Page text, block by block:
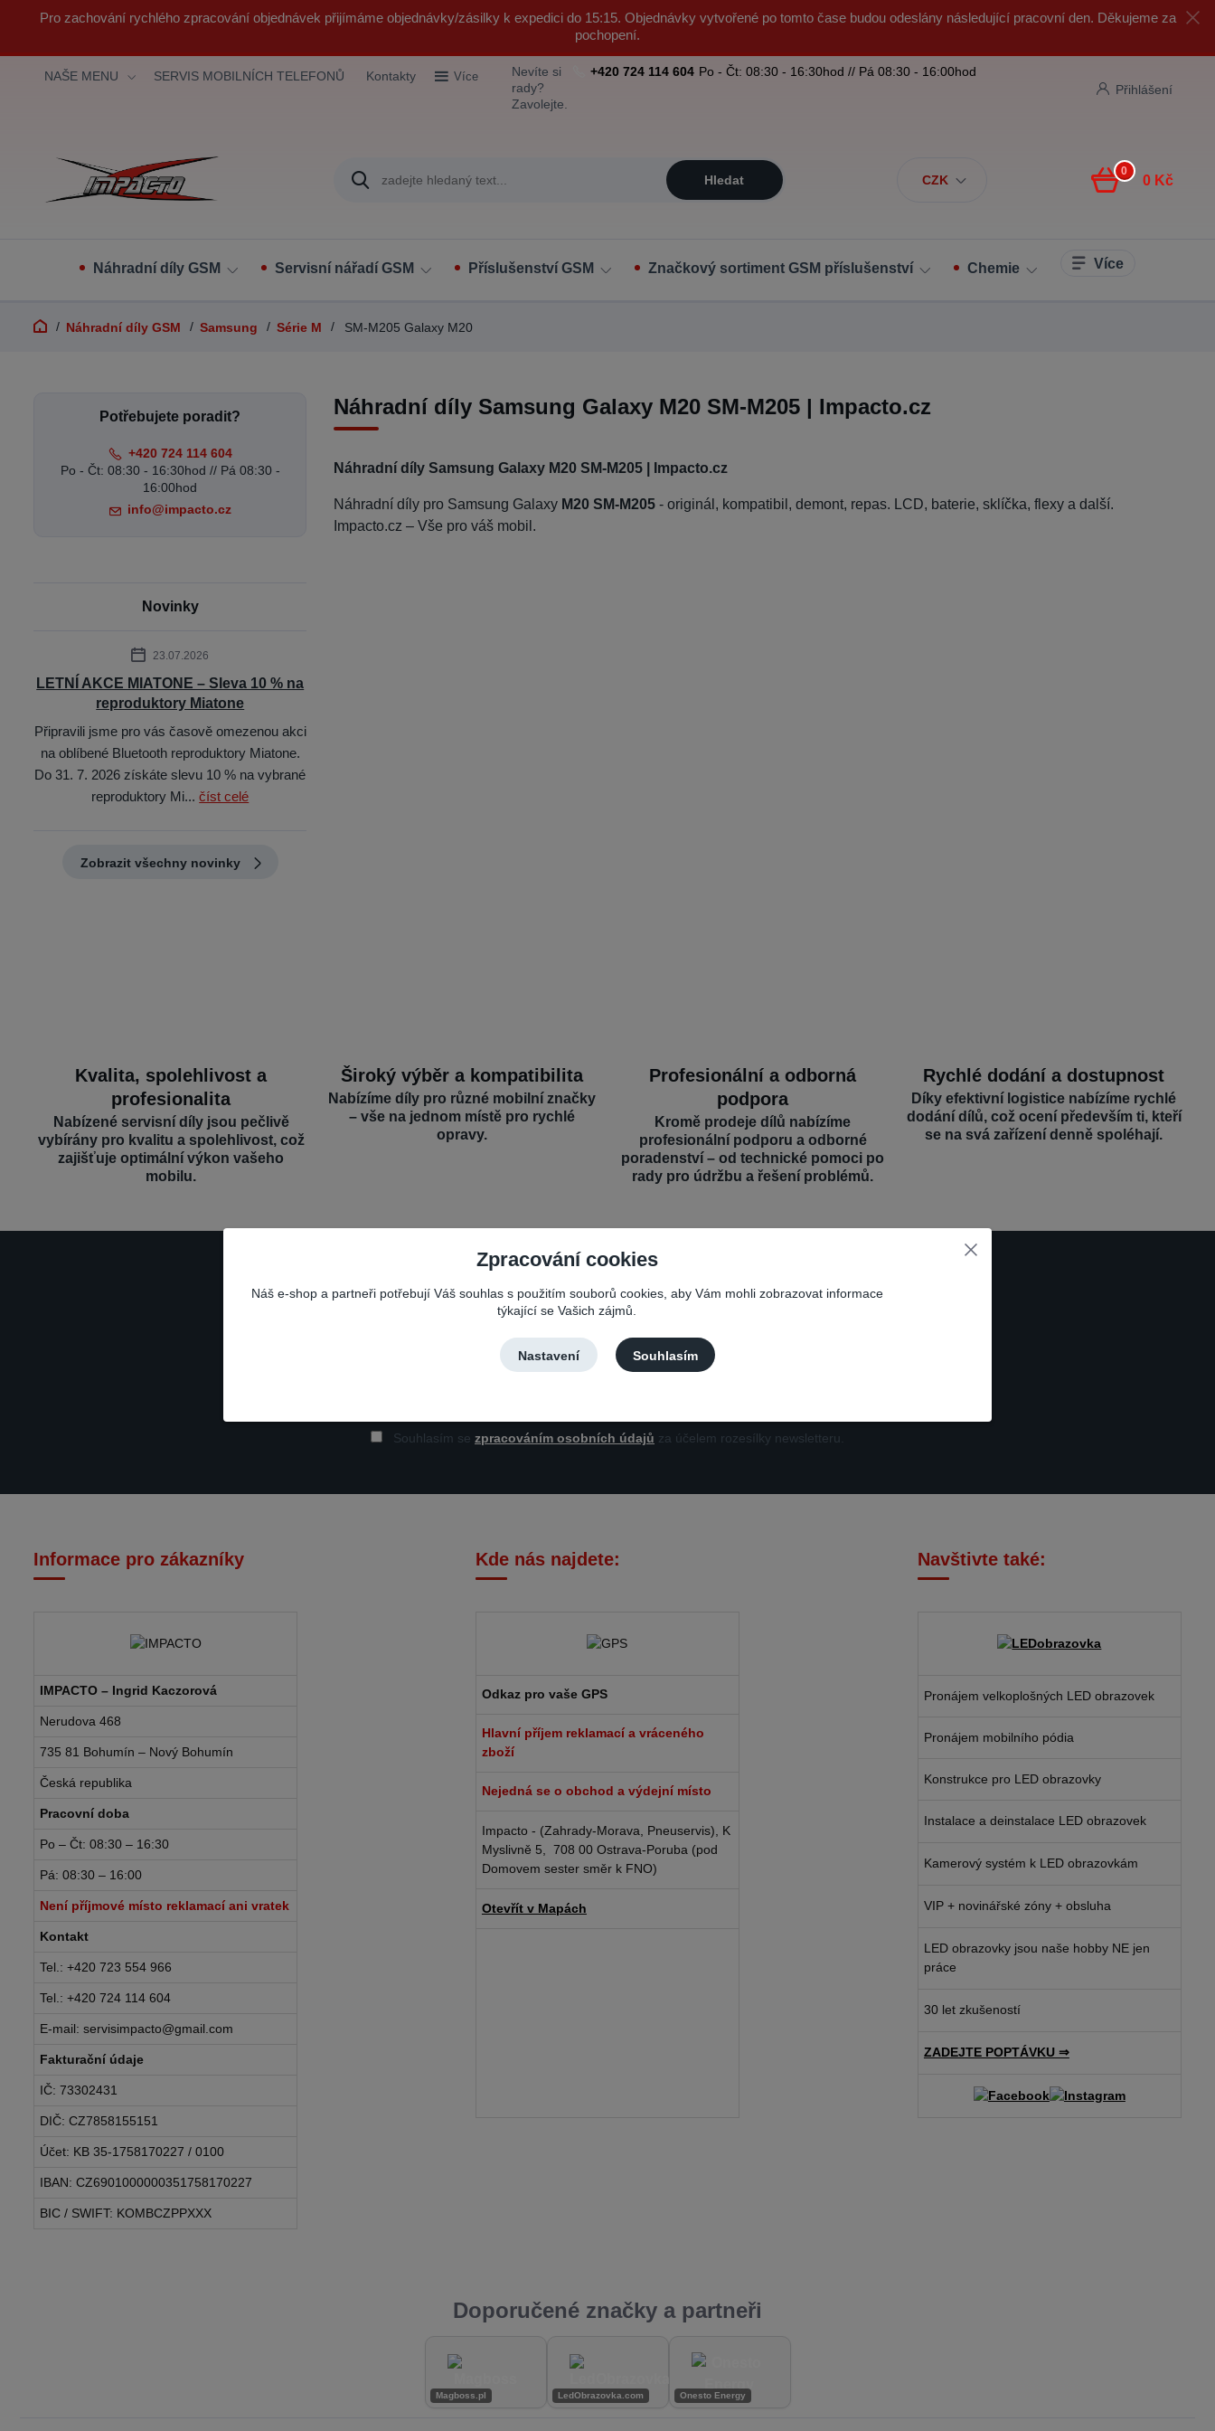
Pro zachování rychlého zpracování objednávek přijímáme objednávky/zásilky k expedici do 15:15. Objednávky vytvořené po tomto čase budou odeslány následující pracovní den. Děkujeme za
pochopení.
NAŠE MENU SERVIS MOBILNÍCH TELEFONŮ Kontakty Více
CZK
Přihlášení
Hledat
Nevíte si
rady?
Zavolejte.
+420 724 114 604 Po - Čt: 08:30 - 16:30hod // Pá 08:30 - 16:00hod
0
0 Kč
Náhradní díly GSM Servisní nářadí GSM Příslušenství GSM Značkový sortiment GSM příslušenství Chemie Více
Náhradní díly GSM Samsung Série M SM-M205 Galaxy M20
Náhradní díly Samsung Galaxy M20 SM-M205 | Impacto.cz
Náhradní díly Samsung Galaxy M20 SM-M205 | Impacto.cz
Náhradní díly pro Samsung Galaxy M20 SM-M205- originál, kompatibil, demont, repas. LCD, baterie, sklíčka, flexy a další.
Impacto.cz – Vše pro váš mobil.
Potřebujete poradit?
+420 724 114 604
Po - Čt: 08:30 - 16:30hod // Pá 08:30 -
16:00hod
info@impacto.cz
Novinky
23.07.2026
LETNÍ AKCE MIATONE – Sleva 10 % na
reproduktory Miatone
Připravili jsme pro vás časově omezenou akci
na oblíbené Bluetooth reproduktory Miatone.
Do 31. 7. 2026 získáte slevu 10 % na vybrané
reproduktory Mi...číst celé
Zobrazit všechny novinky
Kvalita, spolehlivost a
profesionalita
Nabízené servisní díly jsou pečlivě
vybírány pro kvalitu a spolehlivost, což
zajišťuje optimální výkon vašeho
mobilu.
Široký výběr a kompatibilita
Nabízíme díly pro různé mobilní značky
– vše na jednom místě pro rychlé
opravy.
Profesionální a odborná
podpora
Kromě prodeje dílů nabízíme
profesionální podporu a odborné
poradenství – od technické pomoci po
rady pro údržbu a řešení problémů.
Rychlé dodání a dostupnost
Díky efektivní logistice nabízíme rychlé
dodání dílů, což ocení především ti, kteří
se na svá zařízení denně spoléhají.
Nepropásněte novinky, akce a slevy!
Souhlasím se zpracováním osobních údajů za účelem rozesílky newsletteru.
Informace pro zákazníky
IMPACTO – Ingrid Kaczorová
Nerudova 468
735 81 Bohumín – Nový Bohumín
Česká republika
Pracovní doba
Po – Čt: 08:30 – 16:30
Pá: 08:30 – 16:00
Není příjmové místo reklamací ani vratek
Kontakt
Tel.: +420 723 554 966
Tel.: +420 724 114 604
E-mail: servisimpacto@gmail.com
Fakturační údaje
IČ: 73302431
DIČ: CZ7858155151
Účet: KB 35-1758170227 / 0100
IBAN: CZ6901000000351758170227
BIC / SWIFT: KOMBCZPPXXX
Kde nás najdete:
Odkaz pro vaše GPS
Hlavní příjem reklamací a vráceného
zboží
Nejedná se o obchod a výdejní místo
Impacto - (Zahrady-Morava, Pneuservis), K
Myslivně 5, 708 00 Ostrava-Poruba (pod
Domovem sester směr k FNO)
Otevřít v Mapách
Navštivte také:
Pronájem velkoplošných LED obrazovek
Pronájem mobilního pódia
Konstrukce pro LED obrazovky
Instalace a deinstalace LED obrazovek
Kamerový systém k LED obrazovkám
VIP + novinářské zóny + obsluha
LED obrazovky jsou naše hobby NE jen
práce
30 let zkušeností
ZADEJTE POPTÁVKU ⇒
Doporučené značky a partneři
Magboss.pl LedObrazovka.com Onesto Energy
Zpracování cookies
Náš e-shop a partneři potřebují Váš souhlas s použitím souborů cookies, aby Vám mohli zobrazovat informace
týkající se Vašich zájmů.
Nastavení Souhlasím